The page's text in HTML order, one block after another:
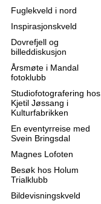
Fuglekveld i nord
Inspirasjonskveld
Dovrefjell og
billeddiskusjon
Årsmøte i Mandal
fotoklubb
Studiofotografering hos
Kjetil Jøssang i
Kulturfabrikken
En eventyrreise med
Svein Bringsdal
Magnes Lofoten
Besøk hos Holum
Trialklubb
Bildevisningskveld